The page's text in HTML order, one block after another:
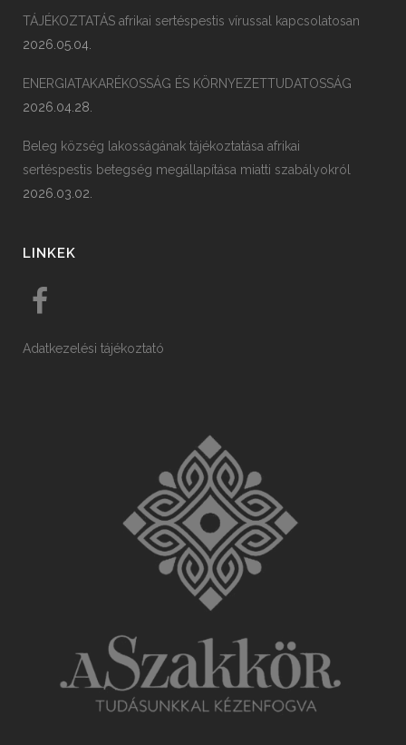
TÁJÉKOZTATÁS afrikai sertéspestis vírussal kapcsolatosan
2026.05.04.
ENERGIATAKARÉKOSSÁG ÉS KÖRNYEZETTUDATOSSÁG
2026.04.28.
Beleg község lakosságának tájékoztatása afrikai
sertéspestis betegség megállapítása miatti szabályokról
2026.03.02.
LINKEK
Adatkezelési tájékoztató